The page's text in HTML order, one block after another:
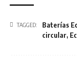
TAGGED: Baterías
circular,